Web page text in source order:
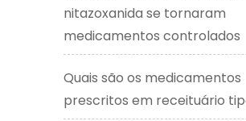
nitazoxanida se tornaram
medicamentos controlados
Quais são os medicamentos
prescritos em receituário tipo